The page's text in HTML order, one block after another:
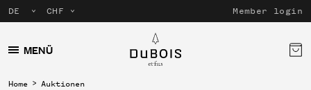
Member login
MENÜ
Home Auktionen